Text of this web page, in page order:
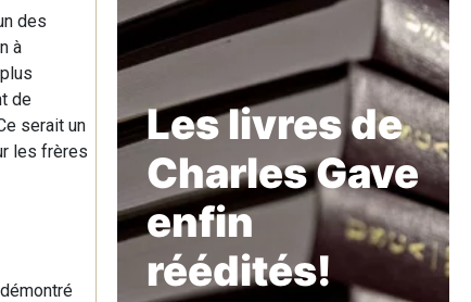
des
à
de
serait un
les frères
Les livres de
Charles Gave
enfin
réédités!